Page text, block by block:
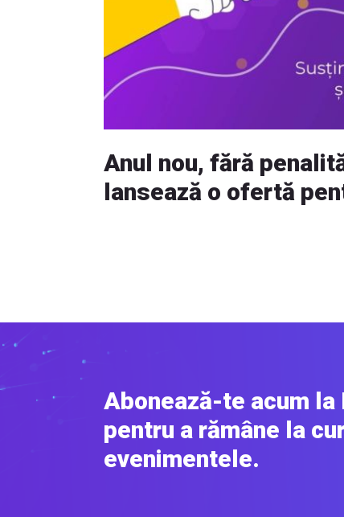
Anul nou, fără
lansează o ofertă
Abonează-te acum la
pentru a rămâne la
evenimentele.